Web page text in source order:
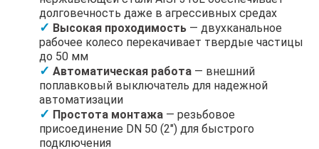
долговечность даже в агрессивных средах
Высокая проходимость — двухканальное
рабочее колесо перекачивает твердые частицы
до 50 мм
Автоматическая работа — внешний
поплавковый выключатель для надежной
автоматизации
Простота монтажа — резьбовое
присоединение DN 50 (2″) для быстрого
подключения